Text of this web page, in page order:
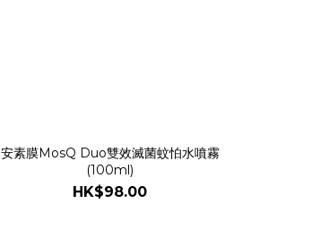
安素膜MosQ Duo雙效滅菌蚊怕水噴霧
(100ml)
HK$98.00